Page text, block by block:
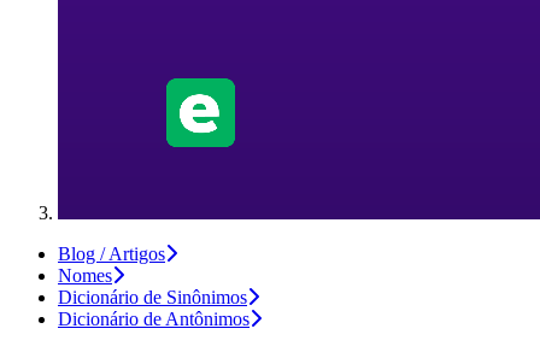
Blog / Artigos
Nomes
Dicionário de Sinônimos
Dicionário de Antônimos